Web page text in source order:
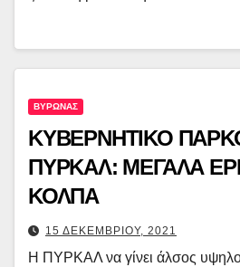
ΒΥΡΩΝΑΣ
ΚΥΒΕΡΝΗΤΙΚΟ
ΠΥΡΚΑΛ: ΜΕΓΑΛΑ
ΚΟΛΠΑ
15 ΔΕΚΕΜΒΡΙΟΥ, 2021
Η ΠΥΡΚΑΛ να γίνει άλσος